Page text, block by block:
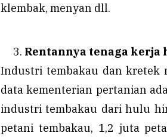
klembak, menyan dll.
Rentannya tenaga
Industri tembakau dan kretek
data kementerian pertanian
industri tembakau dari hulu
petani tembakau, 1,2 juta